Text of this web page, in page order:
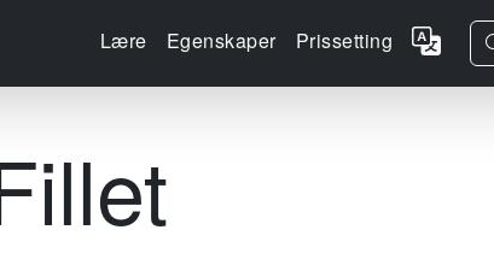
Lære Egenskaper Prissetting